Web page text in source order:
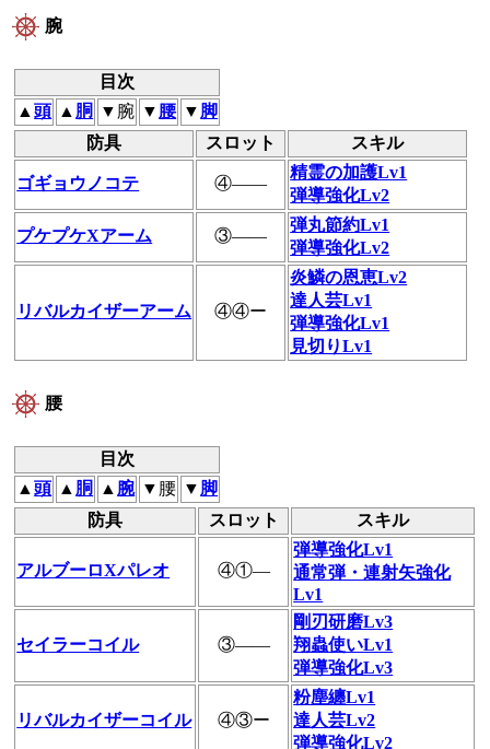
腕
目次
▲頭 ▲ 胴 ▼腕 ▼ 腰 ▼ 脚
防具
スロット スキル
ゴギョウノコテ ④――
精霊の加護Lv1
弾導強化Lv2
プケプケXアーム ③――
弾丸節約Lv1
弾導強化Lv2
リバルカイザーアーム ④④ー
炎鱗の恩恵Lv2
達人芸Lv1
弾導強化Lv1
見切りLv1
腰
目次
▲頭 ▲ 胴 ▲ 腕 ▼腰 ▼ 脚
防具
スロット スキル
アルブーロXパレオ ④①―
弾導強化Lv1
通常弾・連射矢強化
Lv1
セイラーコイル ③――
剛刃研磨Lv3
翔蟲使いLv1
弾導強化Lv3
リバルカイザーコイル ④③ー
粉塵纏Lv1
達人芸Lv2
弾導強化Lv2